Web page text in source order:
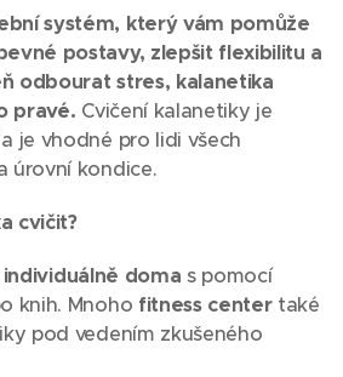
systém, který vám pomůže
postavy, zlepšit flexibilitu a
odbourat stres, kalanetika
pravé. Cvičení kalanetiky je
je vhodné pro lidi všech
úrovní kondice.
cvičit?
individuálně doma s pomocí
knih. Mnoho fitness centertaké
pod vedením zkušeného